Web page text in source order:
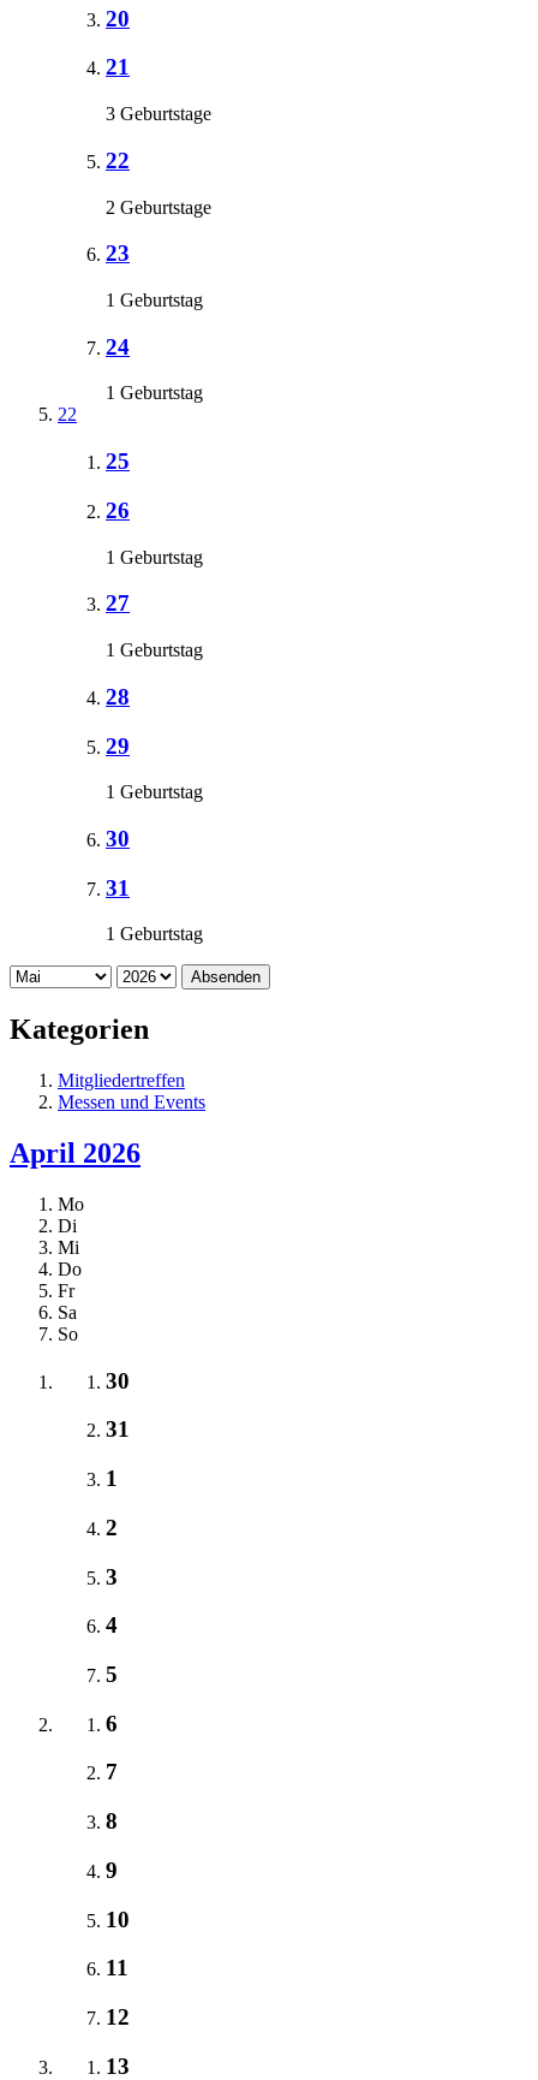
20
21
3 Geburtstage
22
2 Geburtstage
23
1 Geburtstag
24
1 Geburtstag
22
25
26
1 Geburtstag
27
1 Geburtstag
28
29
1 Geburtstag
30
31
1 Geburtstag
Absenden
Kategorien
Mitgliedertreffen
Messen und Events
April 2026
Mo
Di
Mi
Do
Fr
Sa
So
30
31
1
2
3
4
5
6
7
8
9
10
11
12
13